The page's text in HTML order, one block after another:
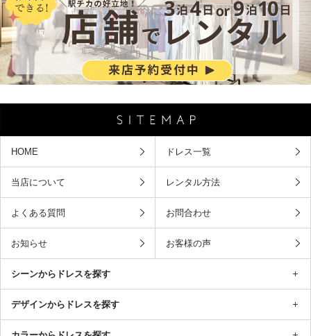
HOME ドレス一覧
当店について レンタル方法
よくある質問 お問合わせ
お知らせ お客様の声
シーンからドレスを探す
デザインからドレスを探す